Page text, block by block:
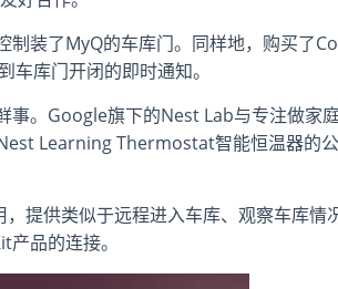
装了MyQ的车库门。同样地，购买了Co
库门开闭的即时通知。
事。Google旗下的Nest Lab与专注做家
Learning Thermostat智能恒温器的公
提供类似于远程进入车库、观察车库情
品的连接。